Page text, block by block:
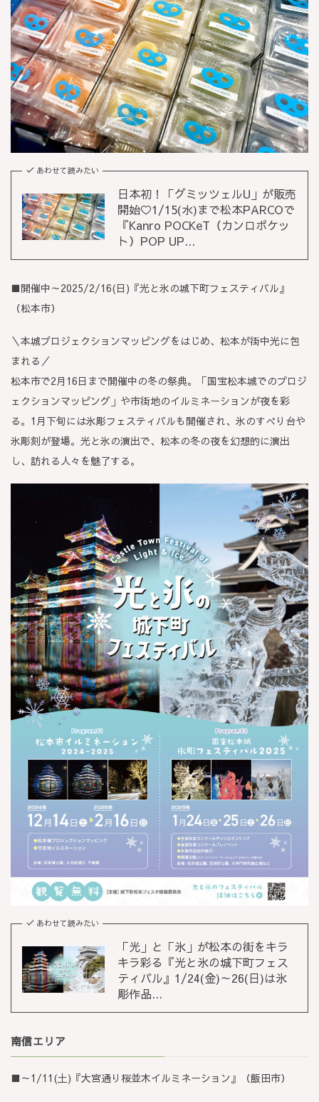
あわせて読みたい
日本初！「グミッツェルU」が販売
開始♡1/15(水)まで松本PARCOで
『Kanro POCKeT（カンロポケッ
ト）POP UP...
■開催中～2025/2/16(日)『光と氷の城下町フェスティバル』
（松本市）
＼本城プロジェクションマッピングをはじめ、松本が街中光に包
まれる／
松本市で2月16日まで開催中の冬の祭典。「国宝松本城でのプロジ
ェクションマッピング」や市街地のイルミネーションが夜を彩
る。1月下旬には氷彫フェスティバルも開催され、氷のすべり台や
氷彫刻が登場。光と氷の演出で、松本の冬の夜を幻想的に演出
し、訪れる人々を魅了する。
あわせて読みたい
「光」と「氷」が松本の街をキラ
キラ彩る『光と氷の城下町フェス
ティバル』1/24(金)～26(日)は氷
彫作品...
南信エリア
■～1/11(土)『大宮通り桜並木イルミネーション』（飯田市）